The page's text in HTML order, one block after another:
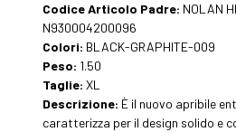
Codice Articolo Padre: NOLAN
N930004200096
Colori: BLACK-GRAPHITE-009
Peso: 1.50
Taglie:XL
Descrizione: È il nuovo apribile
caratterizza per il design solido e